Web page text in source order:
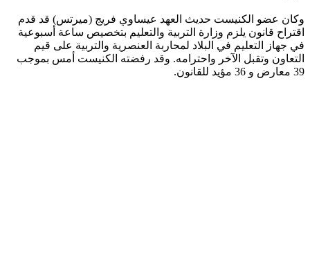
وكان عضو الكنيست حديث العهد عيساوي فريج (ميرتس) قد قدم
اقتراح قانون يلزم وزارة التربية والتعليم بتخصيص ساعة أسبوعية
في جهاز التعليم في البلاد لمحاربة العنصرية والتربية على قيم
التعاون وتقبل الآخر واحترامه. وقد رفضته الكنيست أمس بموجب
39 معارض و 36 مؤيد للقانون.